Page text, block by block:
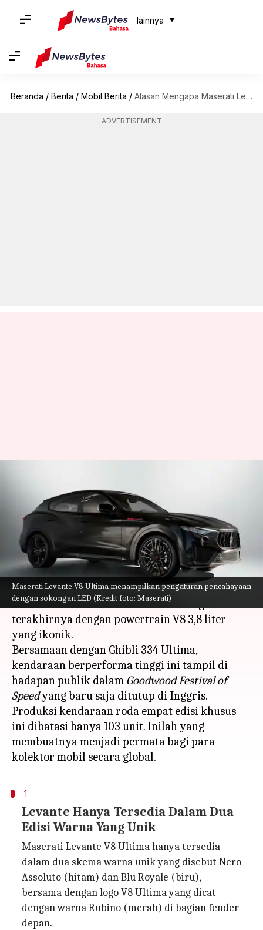
lainnya
Beranda / Berita / Mobil Berita / Alasan Mengapa Maserati Levante V8 Ultima Adalah Permata Bagi Para Kolektor
ADVERTISEMENT
Maserati Levante V8 Ultima menampilkan pengaturan pencahayaan
dengan sokongan LED (Kredit foto: Maserati)
Levante V8 Ultima Adalah
Permata Bagi Para Kolektor
menulis Handoko Jul 24, 2023 11:45 am
Apa ceritanya
Pabrikan mobil Italia, Maserati telah
memamerkan Levante V8 Ultima sebagai SUV
terakhirnya dengan powertrain V8 3,8 liter
yang ikonik.
Bersamaan dengan Ghibli 334 Ultima,
kendaraan berperforma tinggi ini tampil di
hadapan publik dalam Goodwood Festival of
Speedyang baru saja ditutup di Inggris.
Produksi kendaraan roda empat edisi khusus
ini dibatasi hanya 103 unit. Inilah yang
membuatnya menjadi permata bagi para
1
Levante Hanya Tersedia Dalam Dua
Edisi Warna Yang Unik
Maserati Levante V8 Ultima hanya tersedia
dalam dua skema warna unik yang disebut Nero
Assoluto (hitam) dan Blu Royale (biru),
bersama dengan logo V8 Ultima yang dicat
dengan warna Rubino (merah) di bagian fender
depan.